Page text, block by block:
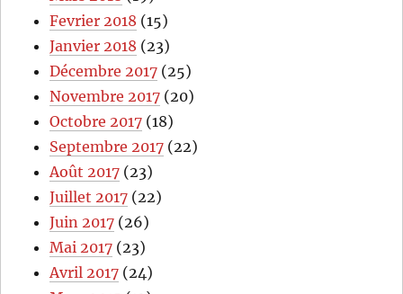
Fevrier 2018 (15)
Janvier 2018 (23)
Décembre 2017 (25)
Novembre 2017 (20)
Octobre 2017 (18)
Septembre 2017 (22)
Août 2017 (23)
Juillet 2017 (22)
Juin 2017 (26)
Mai 2017 (23)
Avril 2017 (24)